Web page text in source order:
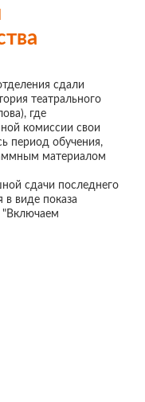
сдали
театрального
где
комиссии свои
период обучения,
материалом
сдачи последнего
в виде показа
"Включаем